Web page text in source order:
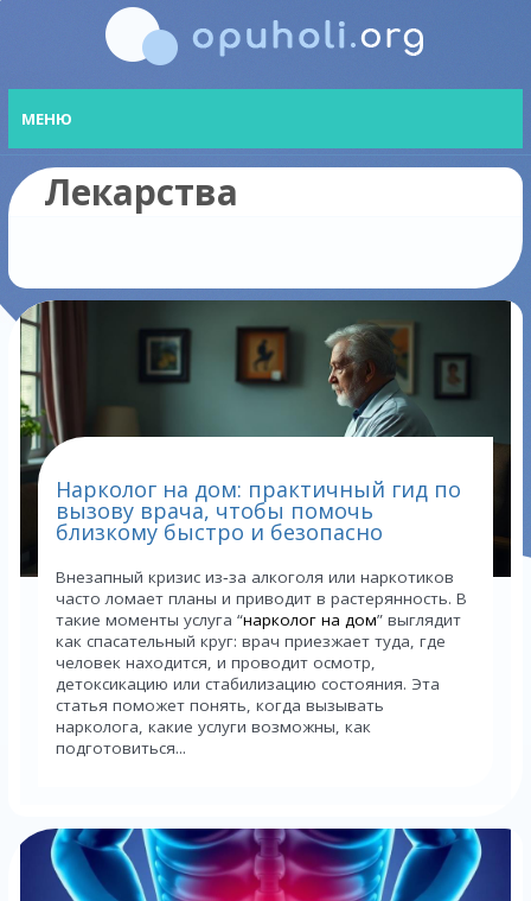
МЕНЮ
Лекарства
Нарколог на дом: практичный гид по
вызову врача, чтобы помочь
близкому быстро и безопасно
Внезапный кризис из‑за алкоголя или наркотиков
часто ломает планы и приводит в растерянность. В
такие моменты услуга “нарколог на дом” выглядит
как спасательный круг: врач приезжает туда, где
человек находится, и проводит осмотр,
детоксикацию или стабилизацию состояния. Эта
статья поможет понять, когда вызывать
нарколога, какие услуги возможны, как
подготовиться...